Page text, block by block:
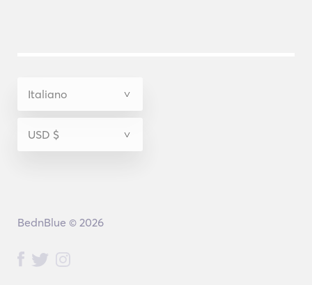
BednBlue © 2026